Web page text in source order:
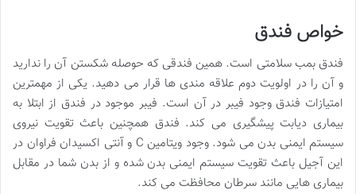
خواص فندق
فندق بمب سلامتی است. همین فندقی که حوصله شکستن آن را ندارید
و آن را در اولویت دوم علاقه مندی ها قرار می دهید. یکی از مهمترین
امتیازات فندق وجود فیبر در آن است. فیبر موجود در فندق از ابتلا به
بیماری دیابت پیشگیری می کند. فندق همچنین باعث تقویت نیروی
سیستم ایمنی بدن می شود. وجود ویتامین C و آنتی اکسیدان فراوان در
این آجیل باعث تقویت سیستم ایمنی بدن شده و از بدن شما در مقابل
بیماری هایی مانند سرطان محافظت می کند.